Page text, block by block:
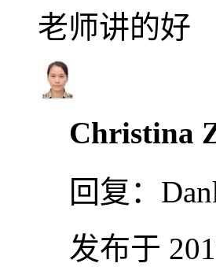
老师讲的好
Christina
回复：
发布于